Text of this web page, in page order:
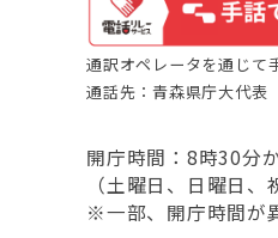
通訳オペレータを通じて
通話先：青森県庁大代表
開庁時間：8時30分
（土曜日、日曜日
※一部、開庁時間が